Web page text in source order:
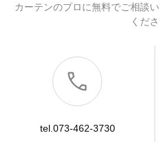
カーテンのプロに無料でご相談
くださ
tel.073-462-3730